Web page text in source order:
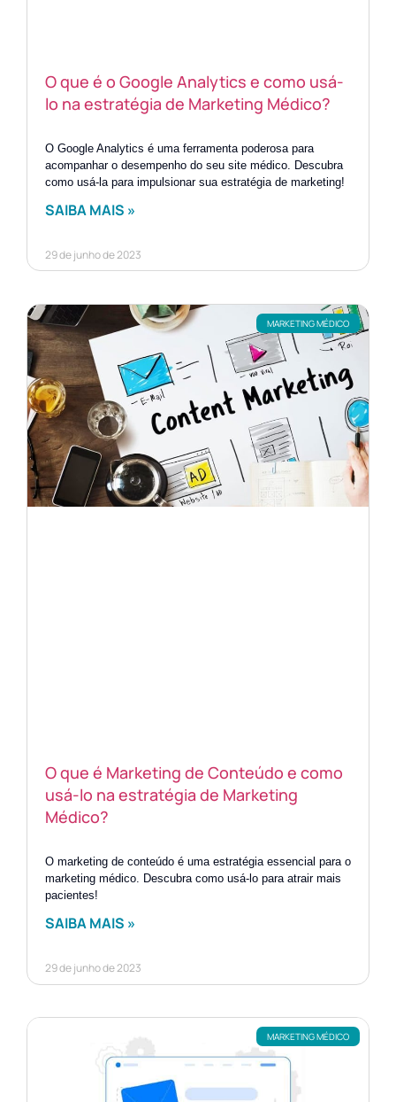
O que é o Google Analytics e como usá-
lo na estratégia de Marketing Médico?
O Google Analytics é uma ferramenta poderosa para
acompanhar o desempenho do seu site médico. Descubra
como usá-la para impulsionar sua estratégia de marketing!
SAIBA MAIS »
29 de junho de 2023
MARKETING MÉDICO
O que é Marketing de Conteúdo e como
usá-lo na estratégia de Marketing
Médico?
O marketing de conteúdo é uma estratégia essencial para o
marketing médico. Descubra como usá-lo para atrair mais
pacientes!
SAIBA MAIS »
29 de junho de 2023
MARKETING MÉDICO